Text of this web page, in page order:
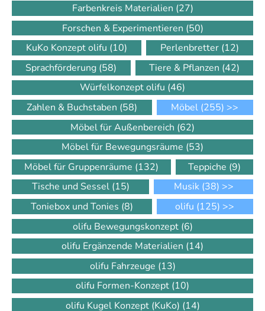
Farbenkreis Materialien (27)
Forschen & Experimentieren (50)
KuKo Konzept olifu (10) Perlenbretter (12)
Sprachförderung (58) Tiere & Pflanzen (42)
Würfelkonzept olifu (46)
Zahlen & Buchstaben (58) Möbel (255) >>
Möbel für Außenbereich (62)
Möbel für Bewegungsräume (53)
Möbel für Gruppenräume (132) Teppiche (9)
Tische und Sessel (15) Musik (38) >>
Toniebox und Tonies (8) olifu (125) >>
olifu Bewegungskonzept (6)
olifu Ergänzende Materialien (14)
olifu Fahrzeuge (13)
olifu Formen-Konzept (10)
olifu Kugel Konzept (KuKo) (14)